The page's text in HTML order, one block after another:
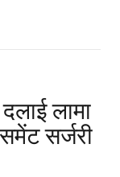
लामा
सर्जरी